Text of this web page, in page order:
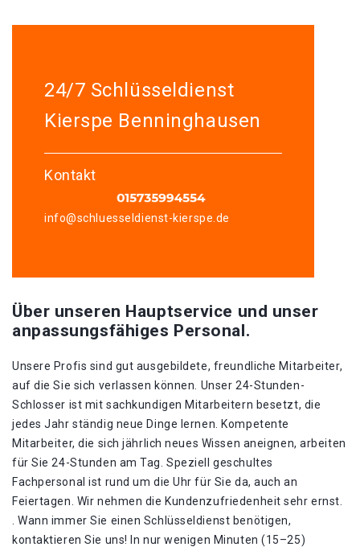
24/7 Schlüsseldienst
Kierspe Benninghausen
Kontakt
info@schluesseldienst-kierspe.de
Über unseren Hauptservice und unser
anpassungsfähiges Personal.
Unsere Profis sind gut ausgebildete, freundliche Mitarbeiter,
auf die Sie sich verlassen können. Unser 24-Stunden-
Schlosser ist mit sachkundigen Mitarbeitern besetzt, die
jedes Jahr ständig neue Dinge lernen. Kompetente
Mitarbeiter, die sich jährlich neues Wissen aneignen, arbeiten
für Sie 24-Stunden am Tag. Speziell geschultes
Fachpersonal ist rund um die Uhr für Sie da, auch an
Feiertagen. Wir nehmen die Kundenzufriedenheit sehr ernst.
. Wann immer Sie einen Schlüsseldienst benötigen,
kontaktieren Sie uns! In nur wenigen Minuten (15–25)